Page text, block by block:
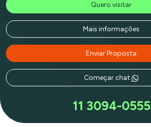
Quero visitar
Mais informações
Enviar Proposta
Começar chat
11 3094-0555